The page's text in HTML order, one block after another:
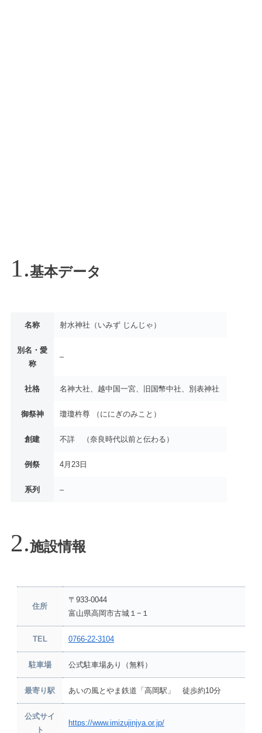
基本データ
名称 射水神社（いみず じんじゃ）
別名・愛
称
–
社格 名神大社、越中国一宮、旧国幣中社、別表神社
御祭神 瓊瓊杵尊 （ににぎのみこと）
創建 不詳 （奈良時代以前と伝わる）
例祭 4月23日
系列 –
施設情報
住所
〒933-0044
富山県高岡市古城１−１
TEL 0766-22-3104
駐車場 公式駐車場あり（無料）
最寄り駅 あいの風とやま鉄道「高岡駅」 徒歩約10分
公式サイ
ト
https://www.imizujinjya.or.jp/